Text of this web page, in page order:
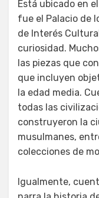
Está ubicado en
fue el Palacio de
de Interés
curiosidad.
las piezas que
que incluyen
la edad media.
todas las
construyeron la
musulmanes,
colecciones de
Igualmente,